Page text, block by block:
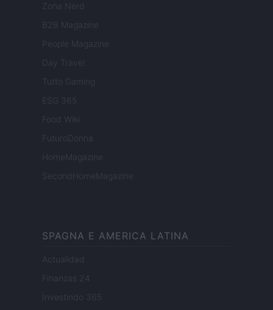
Zona Nerd
B2B Magazine
People Magazine
Day Travel
Tutto Gaming
ESG 365
Food Wiki
FuturoDonna
HomeMagazine
SecondHomeMagazine
SPAGNA E AMERICA LATINA
Actualidad
Finanzas 24
Investindo 365